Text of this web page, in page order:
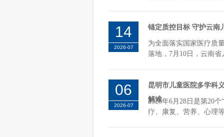
14
2026-07
锚定质控目标 守护云南
为全面落实国家医疗质
落地，7月10日，云南
06
2026-07
昆明市儿童医院多学科
解难
2026年6月28日是第20
疗、康复、营养、心理